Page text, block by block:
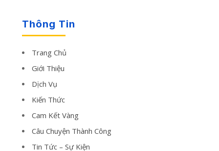
Thông Tin
Trang Chủ
Giới Thiệu
Dịch Vụ
Kiến Thức
Cam Kết Vàng
Câu Chuyện Thành Công
Tin Tức – Sự Kiện